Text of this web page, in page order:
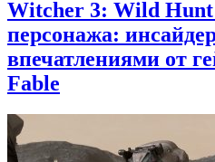
Witcher 3: Wild
персонажа:
впечатлениями от
Fable